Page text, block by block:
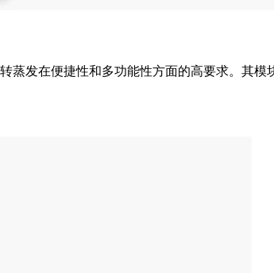
蒸发在便捷性和多功能性方面的高要求。其